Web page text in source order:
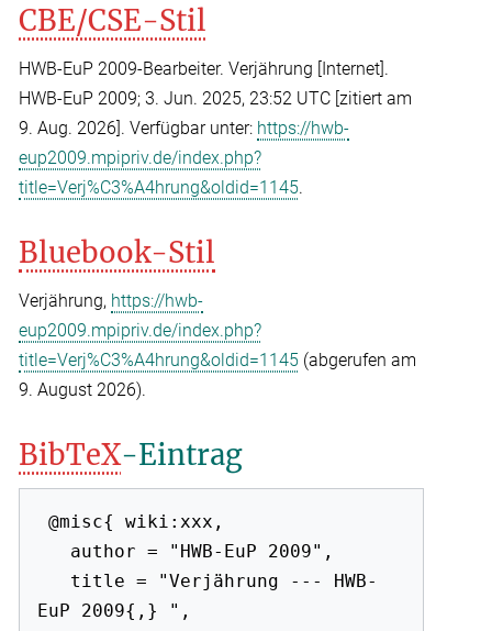
CBE/CSE-Stil
HWB-EuP 2009-Bearbeiter. Verjährung [Internet].
HWB-EuP 2009; 3. Jun. 2025, 23:52 UTC [zitiert am
9. Aug. 2026]. Verfügbar unter: https://hwb-
eup2009.mpipriv.de/index.php?
title=Verj%C3%A4hrung&oldid=1145.
Bluebook-Stil
Verjährung, https://hwb-
eup2009.mpipriv.de/index.php?
title=Verj%C3%A4hrung&oldid=1145 (abgerufen am
9. August 2026).
BibTeX-Eintrag
@misc{ wiki:xxx,
EuP 2009{,} ",